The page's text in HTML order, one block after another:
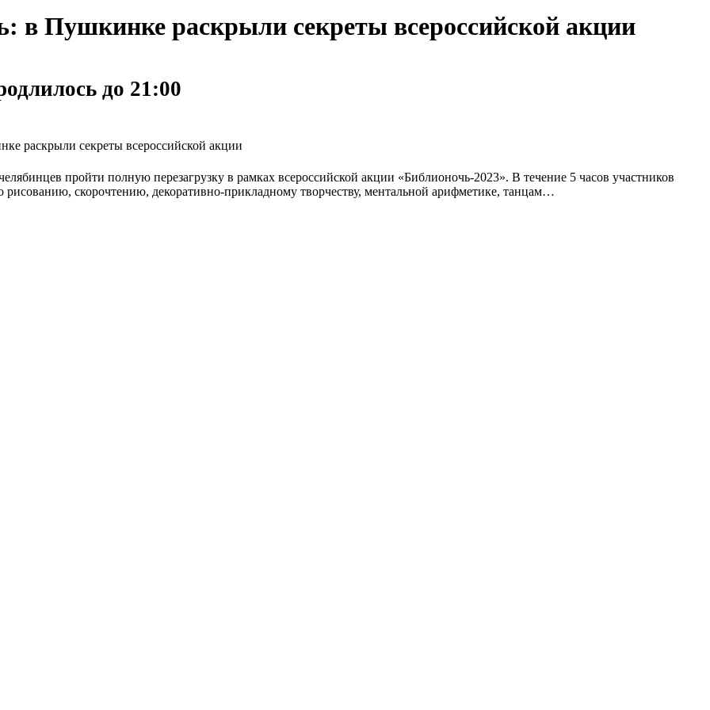
в Пушкинке раскрыли секреты всероссийской акции
до 21:00
раскрыли секреты всероссийской акции
пройти полную перезагрузку в рамках всероссийской акции «Библионочь-2023». В течение 5 часов участников
скорочтению, декоративно-прикладному творчеству, ментальной арифметике, танцам…